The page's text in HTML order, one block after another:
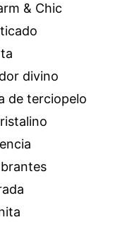
& Chic
divino
de terciopelo